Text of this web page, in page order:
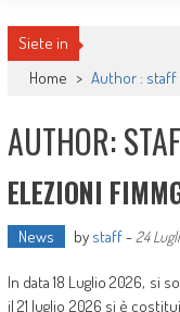
Siete in
Home > Author : staff
AUTHOR:
ELEZIONI
News by staff- 24
In data 18 Luglio 2026, si
il 21 luglio 2026 si è